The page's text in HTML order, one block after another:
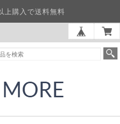
上購入で送料無料